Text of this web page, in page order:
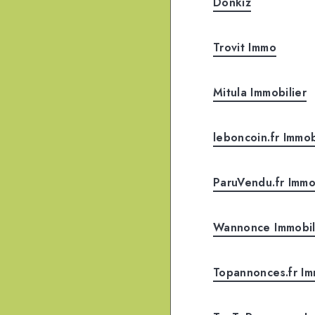
Trovit Immo
Mitula Immobilier
leboncoin.fr
ParuVendu.fr
Wannonce
Topannonces.fr